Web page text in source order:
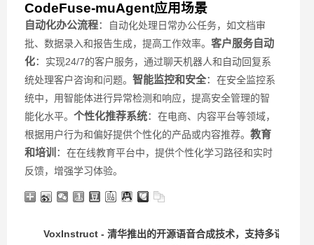
CodeFuse-muAgent应用场景
自动化办公流程：
自动化处理日常办公任务，如文档审
批、数据录入和报告生成，提高工作效率。 客户服务自动
化： 实现24/7的客户服务，通过聊天机器人和自动回复系
统处理客户咨询和问题。 智能监控和安全： 在安全监控系
统中，用智能体进行异常检测和响应，提高安全管理的智
能化水平。 个性化推荐系统： 在电商、内容平台等领域，
根据用户行为和偏好提供个性化的产品或内容推荐。 教育
和培训 ： 在在线教育平台中，提供个性化学习路径和实时
反馈，增强学习体验。
VoxInstruct - 清华推出的开源语音合成技术，支持多语言和